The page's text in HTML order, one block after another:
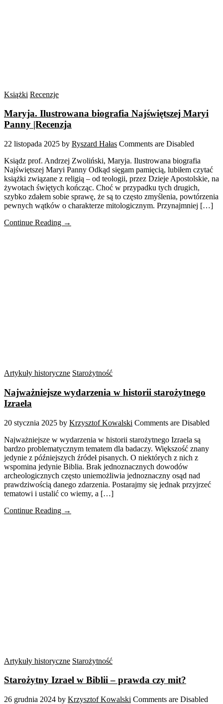
Książki Recenzje
Maryja. Ilustrowana biografia Najświętszej Maryi
Panny |Recenzja
22 listopada 2025 by Ryszard Hałas Comments are Disabled
Ksiądz prof. Andrzej Zwoliński, Maryja. Ilustrowana biografia
Najświętszej Maryi Panny Odkąd sięgam pamięcią, lubiłem czytać
książki związane z religią – od teologii, przez Dzieje Apostolskie, na
żywotach świętych kończąc. Choć w przypadku tych drugich,
szybko zdałem sobie sprawę, że są to często zmyślenia, powtórzenia
pewnych wątków o charakterze mitologicznym. Przynajmniej […]
Continue Reading →
Artykuły historyczne Starożytność
Najważniejsze wydarzenia w historii starożytnego
Izraela
20 stycznia 2025 by Krzysztof Kowalski Comments are Disabled
Najważniejsze w wydarzenia w historii starożytnego Izraela są
bardzo problematycznym tematem dla badaczy. Większość znany
jedynie z późniejszych źródeł pisanych. O niektórych z nich z
wspomina jedynie Biblia. Brak jednoznacznych dowodów
archeologicznych często uniemożliwia jednoznaczny osąd nad
prawdziwością danego zdarzenia. Postarajmy się jednak przyjrzeć
tematowi i ustalić co wiemy, a […]
Continue Reading →
Artykuły historyczne Starożytność
Starożytny Izrael w Biblii – prawda czy mit?
26 grudnia 2024 by Krzysztof Kowalski Comments are Disabled